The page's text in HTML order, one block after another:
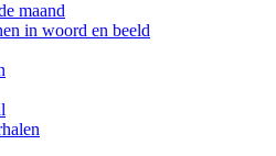
maand
in woord en beeld